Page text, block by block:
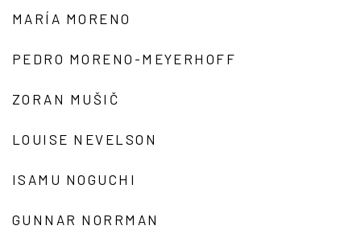
MARÍA MORENO
PEDRO MORENO-MEYERHOFF
ZORAN MUŠIČ
LOUISE NEVELSON
ISAMU NOGUCHI
GUNNAR NORRMAN